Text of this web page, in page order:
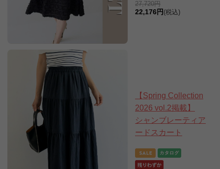
27,720円
22,176円 (税込)
【Spring Collection
2026 vol.2掲載】
シャンブレーティア
ードスカート